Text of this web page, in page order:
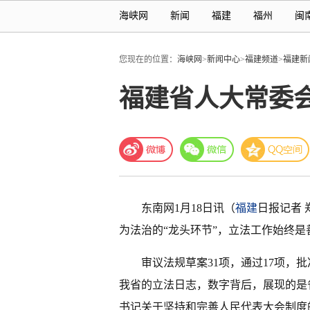
海峡网 新闻 福建 福州 闽
您现在的位置： 海峡网>新闻中心>福建频道>福建新
福建省人大常委
东南网1月18日讯（福建 日报记者
为法治的“龙头环节”，立法工作始终
审议法规草案31项，通过17项，
我省的立法日志，数字背后，展现的
书记关于坚持和完善人民代表大会制